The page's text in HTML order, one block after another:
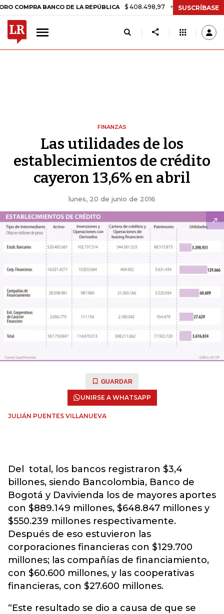
BANCO DE LA REPÚBLICA $ 408.498,97 +$ 8.753,81 +2,19%
SUSCRÍBASE
FINANZAS
Las utilidades de los
establecimientos de crédito
cayeron 13,6% en abril
lunes, 20 de junio de 2016
GUARDAR
UNIRSE A WHATSAPP
JULIÁN PUENTES VILLANUEVA
Del total, los bancos registraron $3,4
billones, siendo Bancolombia, Banco de
Bogotá y Davivienda los de mayores aportes
con $889.149 millones, $648.847 millones y
$550.239 millones respectivamente.
Después de eso estuvieron las
corporaciones financieras con $129.700
millones; las compañías de financiamiento,
con $60.600 millones, y las cooperativas
financieras, con $27.600 millones.
“Este resultado se dio a causa de que se